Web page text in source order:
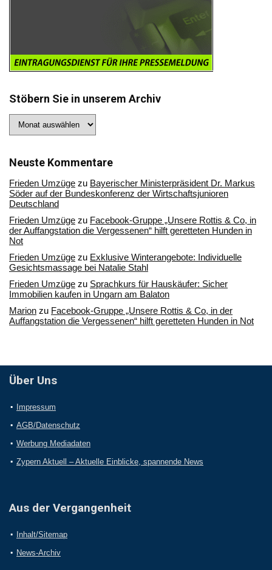
Stöbern Sie in unserem Archiv
Sie
Archiv
Neuste Kommentare
Frieden Umzüge zu Bayerischer Ministerpräsident Dr. Markus
Söder auf der Bundeskonferenz der Wirtschaftsjunioren
Deutschland
Frieden Umzüge zu Facebook-Gruppe „Unsere Rottis & Co, in
der Auffangstation die Vergessenen“ hilft geretteten Hunden in
Not
Frieden Umzüge zu Exklusive Winterangebote: Individuelle
Gesichtsmassage bei Natalie Stahl
Frieden Umzüge zu Sprachkurs für Hauskäufer: Sicher
Immobilien kaufen in Ungarn am Balaton
Marion zu Facebook-Gruppe „Unsere Rottis & Co, in der
Auffangstation die Vergessenen“ hilft geretteten Hunden in Not
Über Uns
Impressum
AGB/Datenschutz
Werbung Mediadaten
Zypern Aktuell – Aktuelle Einblicke, spannende News
Aus der Vergangenheit
Inhalt/Sitemap
News-Archiv